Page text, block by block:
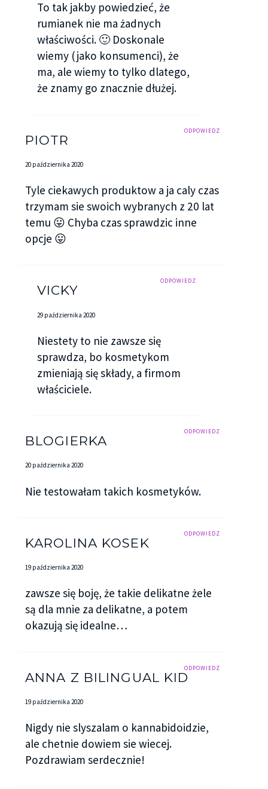
To tak jakby powiedzieć, że
rumianek nie ma żadnych
właściwości. 🙂 Doskonale
wiemy (jako konsumenci), że
ma, ale wiemy to tylko dlatego,
że znamy go znacznie dłużej.
ODPOWIEDZ
PIOTR
20 października 2020
Tyle ciekawych produktow a ja caly czas
trzymam sie swoich wybranych z 20 lat
temu 😛 Chyba czas sprawdzic inne
opcje 😛
ODPOWIEDZ
VICKY
29 października 2020
Niestety to nie zawsze się
sprawdza, bo kosmetykom
zmieniają się składy, a firmom
właściciele.
ODPOWIEDZ
BLOGIERKA
20 października 2020
Nie testowałam takich kosmetyków.
ODPOWIEDZ
KAROLINA KOSEK
19 października 2020
zawsze się boję, że takie delikatne żele
są dla mnie za delikatne, a potem
okazują się idealne…
ODPOWIEDZ
ANNA Z BILINGUAL KID
19 października 2020
Nigdy nie slyszalam o kannabidoidzie,
ale chetnie dowiem sie wiecej.
Pozdrawiam serdecznie!